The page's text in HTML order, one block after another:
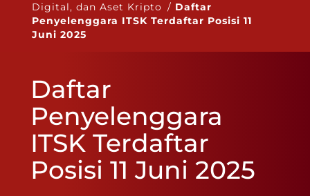
Publikasi
Regulasi
Layanan
Karir
Digital, dan Aset Kripto / Daftar
Penyelenggara ITSK Terdaftar Posisi 11
Juni 2025
Daftar
Penyelenggara
ITSK Terdaftar
Posisi 11 Juni 2025